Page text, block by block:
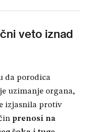
veto iznad
da porodica
uzimanje organa,
izjasnila protiv
prenosi na